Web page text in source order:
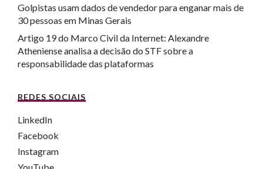
Golpistas usam dados de vendedor para enganar mais de
30 pessoas em Minas Gerais
Artigo 19 do Marco Civil da Internet: Alexandre
Atheniense analisa a decisão do STF sobre a
responsabilidade das plataformas
REDES SOCIAIS
LinkedIn
Facebook
Instagram